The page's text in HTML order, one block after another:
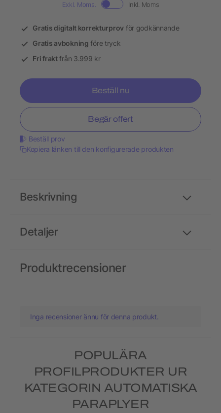
Exkl. Moms. Inkl. Moms
Gratis digitalt korrekturprov för godkännande
Gratis avbokning före tryck
Fri fraktfrån 3.999 kr
Beställ nu
Begär offert
Beställ prov
Kopiera länken till den konfigurerade produkten
Detaljer
Beskrivning
Produktrecensioner
Inga recensioner ännu för denna produkt.
POPULÄRA
PROFILPRODUKTER UR
KATEGORIN AUTOMATISKA
PARAPLYER